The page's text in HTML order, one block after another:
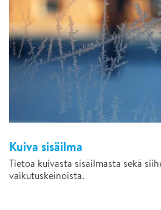
Kuiva sisäilma
Tietoa kuivasta sisäilmasta sekä
vaikutuskeinoista.